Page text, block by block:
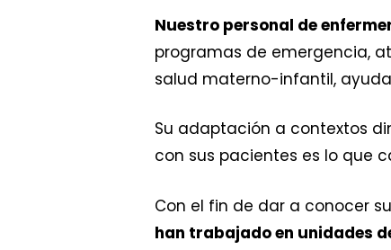
Nuestro personal de
programas de emergencia,
salud materno-infantil,
Su adaptación a contextos
con sus pacientes es lo que
Con el fin de dar a conocer
han trabajado en unidades